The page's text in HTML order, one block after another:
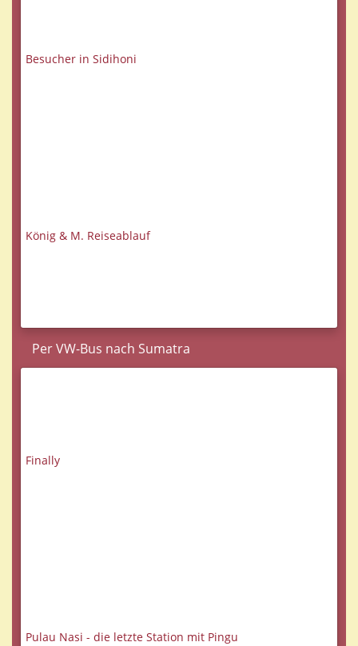
Besucher in Sidihoni
König & M. Reiseablauf
Per VW-Bus nach Sumatra
Finally
Pulau Nasi - die letzte Station mit Pingu